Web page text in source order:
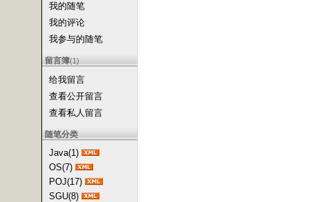
我的随笔
我的评论
我参与的随笔
留言簿(1)
给我留言
查看公开留言
查看私人留言
随笔分类
Java(1)
OS(7)
POJ(17)
SGU(8)